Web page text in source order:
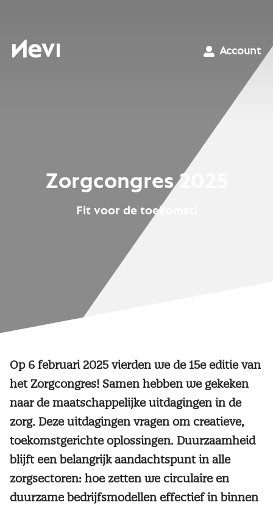
Nevi
Account
Zorgcongres 2025
Fit voor de toekomst!
Op 6 februari 2025 vierden we de 15e editie van
het Zorgcongres! Samen hebben we gekeken
naar de maatschappelijke uitdagingen in de
zorg. Deze uitdagingen vragen om creatieve,
toekomstgerichte oplossingen. Duurzaamheid
blijft een belangrijk aandachtspunt in alle
zorgsectoren: hoe zetten we circulaire en
duurzame bedrijfsmodellen effectief in binnen